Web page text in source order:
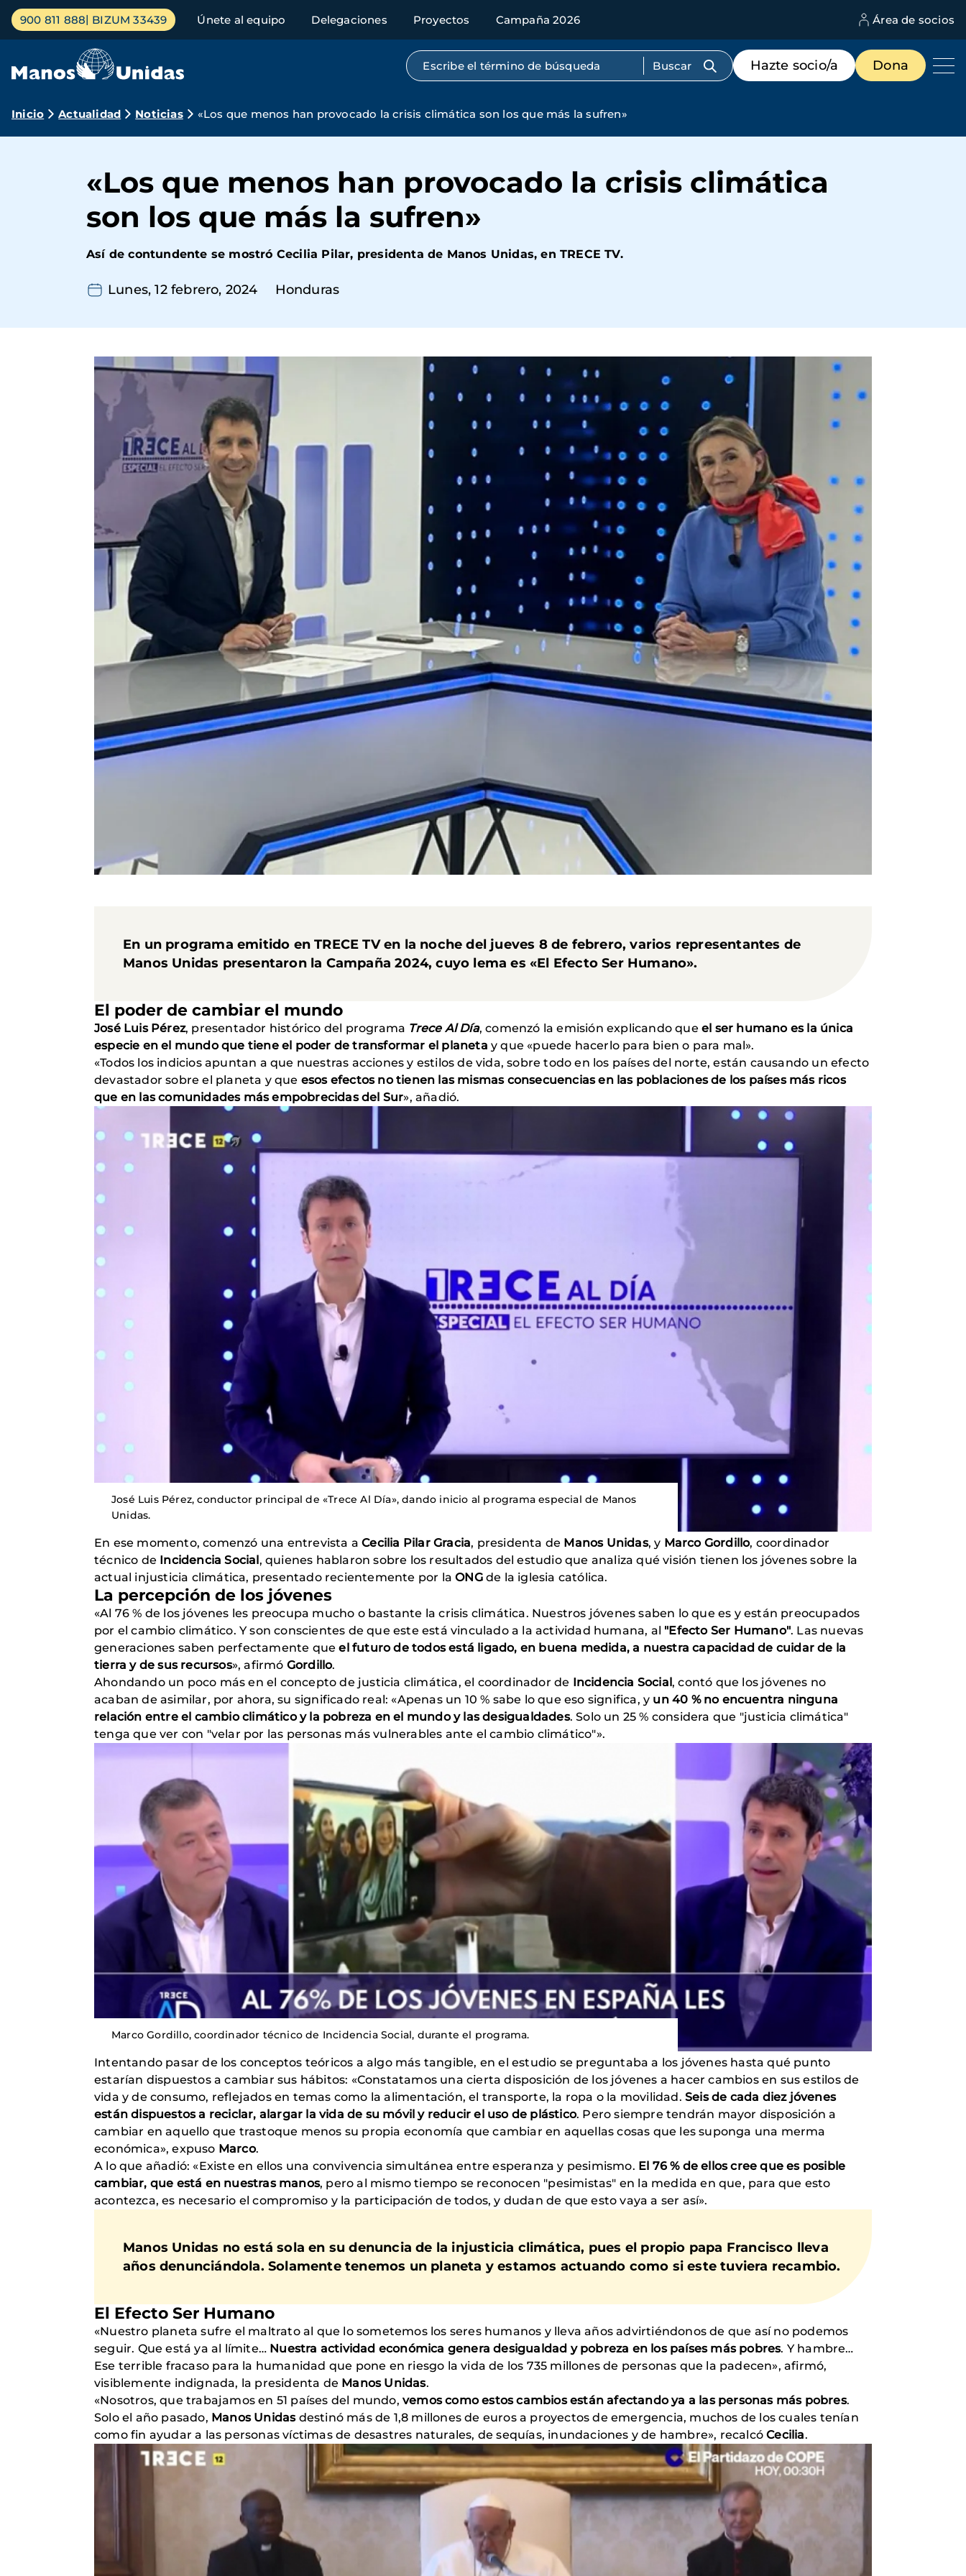
Pasar
contenido
Menú
principal
900 811 888 BIZUM 33439 Únete al equipo Delegaciones Proyectos Campaña 2026 Área de socios
Búsqueda por texto completo
Menú
de
destacados
Hazte socio/a Dona
Ruta
navegación
Inicio Actualidad Noticias «Los que menos han provocado la crisis climática son los que más la sufren»
«Los que menos han provocado la crisis climática
son los que más la sufren»
Así de contundente se mostró Cecilia Pilar, presidenta de Manos Unidas, en TRECE TV.
Lunes, 12 febrero, 2024 Honduras
En un programa emitido en TRECE TV en la noche del jueves 8 de febrero, varios representantes de
Manos Unidas presentaron la Campaña 2024, cuyo lema es «El Efecto Ser Humano».
El poder de cambiar el mundo
José Luis Pérez, presentador histórico del programa Trece Al Día, comenzó la emisión explicando queel ser humano es la única
especie en el mundo que tiene el poder de transformar el planeta y que «puede hacerlo para bien o para mal».
«Todos los indicios apuntan a que nuestras acciones y estilos de vida, sobre todo en los países del norte, están causando un efecto
devastador sobre el planeta y que esos efectos no tienen las mismas consecuencias en las poblaciones de los países más ricos
que en las comunidades más empobrecidas del Sur», añadió.
José Luis Pérez, conductor principal de «Trece Al Día», dando inicio al programa especial de Manos
Unidas.
En ese momento, comenzó una entrevista aCecilia Pilar Gracia, presidenta de Manos Unidas, y Marco Gordillo, coordinador
técnico de Incidencia Social, quienes hablaron sobre los resultados del estudio que analiza qué visión tienen los jóvenes sobre la
actual injusticia climática, presentado recientemente por laONGde la iglesia católica.
La percepción de los jóvenes
«Al 76 % de los jóvenes les preocupa mucho o bastante la crisis climática. Nuestros jóvenes saben lo que es y están preocupados
por el cambio climático. Y son conscientes de que este está vinculado a la actividad humana, al "Efecto Ser Humano". Las nuevas
generaciones saben perfectamente queel futuro de todos está ligado, en buena medida, a nuestra capacidad de cuidar de la
tierra y de sus recursos», afirmó Gordillo.
Ahondando un poco más en el concepto de justicia climática, el coordinador de Incidencia Social, contó que los jóvenes no
acaban de asimilar, por ahora, su significado real: «Apenas un 10 % sabe lo que eso significa, y un 40 % no encuentra ninguna
relación entre el cambio climático y la pobreza en el mundo y las desigualdades. Solo un 25 % considera que "justicia climática"
tenga que ver con "velar por las personas más vulnerables ante el cambio climático"».
Marco Gordillo, coordinador técnico de Incidencia Social, durante el programa.
Intentando pasar de los conceptos teóricos a algo más tangible, en el estudio se preguntaba a los jóvenes hasta qué punto
estarían dispuestos a cambiar sus hábitos: «Constatamos una cierta disposición de los jóvenes a hacer cambios en sus estilos de
vida y de consumo, reflejados en temas como la alimentación, el transporte, la ropa o la movilidad.Seis de cada diez jóvenes
están dispuestos a reciclar, alargar la vida de su móvil y reducir el uso de plástico. Pero siempre tendrán mayor disposición a
cambiar en aquello que trastoque menos su propia economía que cambiar en aquellas cosas que les suponga una merma
económica», expuso Marco.
A lo que añadió: «Existe en ellos una convivencia simultánea entre esperanza y pesimismo. El 76 % de ellos cree que es posible
cambiar, que está en nuestras manos, pero al mismo tiempo se reconocen "pesimistas" en la medida en que, para que esto
acontezca, es necesario el compromiso y la participación de todos, y dudan de que esto vaya a ser así».
Manos Unidas no está sola en su denuncia de la injusticia climática, pues el propio papa Francisco lleva
años denunciándola. Solamente tenemos un planeta y estamos actuando como si este tuviera recambio.
El Efecto Ser Humano
«Nuestro planeta sufre el maltrato al que lo sometemos los seres humanos y lleva años advirtiéndonos de que así no podemos
seguir. Que está ya al límite… Nuestra actividad económica genera desigualdad y pobreza en los países más pobres. Y hambre…
Ese terrible fracaso para la humanidad que pone en riesgo la vida de los 735 millones de personas que la padecen», afirmó,
visiblemente indignada, la presidenta de Manos Unidas.
«Nosotros, que trabajamos en 51 países del mundo, vemos como estos cambios están afectando ya a las personas más pobres.
Solo el año pasado, Manos Unidasdestinó más de 1,8 millones de euros a proyectos de emergencia, muchos de los cuales tenían
como fin ayudar a las personas víctimas de desastres naturales, de sequías, inundaciones y de hambre», recalcóCecilia.